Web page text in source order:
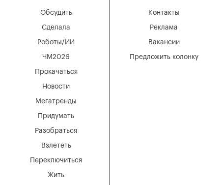
Мегатренды
Придумать
Разобраться
Взлететь
Новости
Переключиться
Жить
Обсудить
Сделала
Роботы/ИИ
ЧМ2026
Прокачаться
Вакансии
Реклама
Контакты
Предложить колонку